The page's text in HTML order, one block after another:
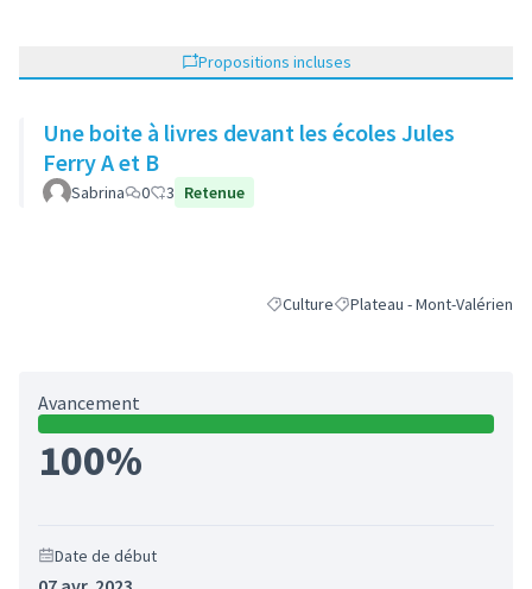
Propositions incluses
Une boite à livres devant les écoles Jules
Ferry A et B
Sabrina 0 3 Retenue
Filtrer les résultats de la catégorie :
CultureFiltrer les résultats pour le
Plateau - Mont-Valérien
Avancement
100%
Date de début